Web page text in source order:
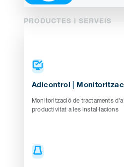
PRODUCTES I SERVEIS
Adicontrol |
Monitorització de tractaments
productivitat a les instal·lacions